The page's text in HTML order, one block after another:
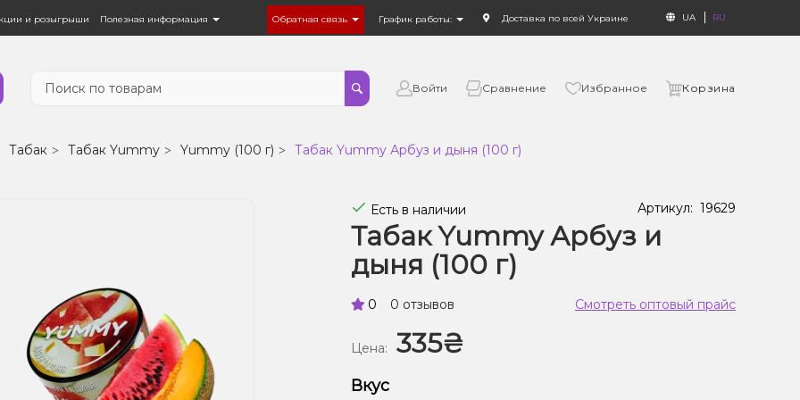
и розыгрыши Полезная информация Обратная связь График работы: Доставка по всей Украине UA RU
Войти Сравнение Избранное Корзина
Табак Табак Yummy Yummy (100 г) Табак Yummy Арбуз и дыня (100 г)
Есть в наличии Артикул: 19629
Табак Yummy Арбуз и
дыня (100 г)
0 0 отзывов Смотреть оптовый прайс
Цена: 335₴
Вкус